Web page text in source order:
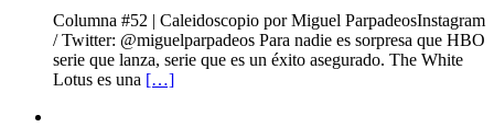
Columna #52 | Caleidoscopio por Miguel ParpadeosInstagram
/ Twitter: @miguelparpadeos Para nadie es sorpresa que HBO
serie que lanza, serie que es un éxito asegurado. The White
Lotus es una […]